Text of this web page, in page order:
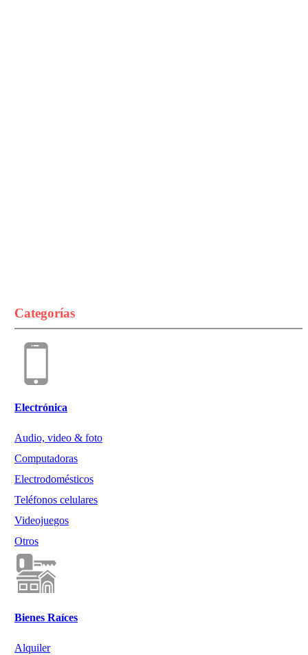
Categorías
Electrónica
Audio, video & foto
Computadoras
Electrodomésticos
Teléfonos celulares
Videojuegos
Otros
Bienes Raíces
Alquiler